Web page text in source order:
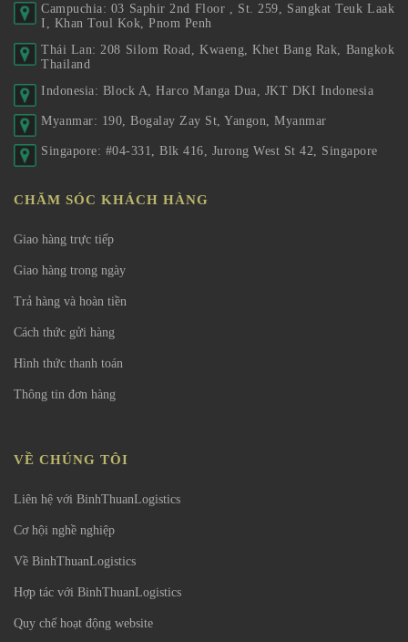
Campuchia: 03 Saphir 2nd Floor , St. 259, Sangkat Teuk Laak
I, Khan Toul Kok, Pnom Penh
Thái Lan: 208 Silom Road, Kwaeng, Khet Bang Rak, Bangkok
Thailand
Indonesia: Block A, Harco Manga Dua, JKT DKI Indonesia
Myanmar: 190, Bogalay Zay St, Yangon, Myanmar
Singapore: #04-331, Blk 416, Jurong West St 42, Singapore
CHĂM SÓC KHÁCH HÀNG
Giao hàng trực tiếp
Giao hàng trong ngày
Trả hàng và hoàn tiền
Cách thức gửi hàng
Hình thức thanh toán
Thông tin đơn hàng
VỀ CHÚNG TÔI
Liên hệ với BinhThuanLogistics
Cơ hội nghề nghiệp
Về BinhThuanLogistics
Hợp tác với BinhThuanLogistics
Quy chế hoạt động website